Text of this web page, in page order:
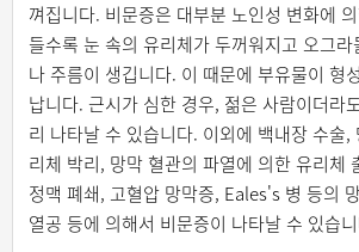
껴집니다. 비문증은 대부분 노인성 변화에
들수록 눈 속의 유리체가 두꺼워지고 오그라
나 주름이 생깁니다. 이 때문에 부유물이 형
납니다. 근시가 심한 경우, 젊은 사람이더라
리 나타날 수 있습니다. 이외에 백내장 수술,
리체 박리, 망막 혈관의 파열에 의한 유리체
정맥 폐쇄, 고혈압 망막증, Eales's 병 등의
열공 등에 의해서 비문증이 나타날 수 있습